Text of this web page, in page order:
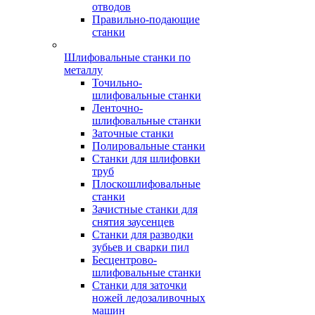
отводов
Правильно-подающие
станки
Шлифовальные станки по
металлу
Точильно-
шлифовальные станки
Ленточно-
шлифовальные станки
Заточные станки
Полировальные станки
Станки для шлифовки
труб
Плоскошлифовальные
станки
Зачистные станки для
снятия заусенцев
Станки для разводки
зубьев и сварки пил
Бесцентрово-
шлифовальные станки
Станки для заточки
ножей ледозаливочных
машин